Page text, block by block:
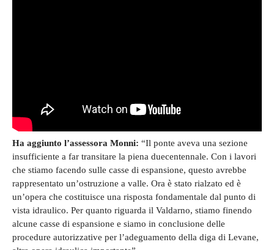
Ha aggiunto l’assessora Monni: “Il ponte aveva una sezione
insufficiente a far transitare la piena duecentennale. Con i lavori
che stiamo facendo sulle casse di espansione, questo avrebbe
rappresentato un’ostruzione a valle. Ora è stato rialzato ed è
un’opera che costituisce una risposta fondamentale dal punto di
vista idraulico. Per quanto riguarda il Valdarno, stiamo finendo
alcune casse di espansione e siamo in conclusione delle
procedure autorizzative per l’adeguamento della diga di Levane,